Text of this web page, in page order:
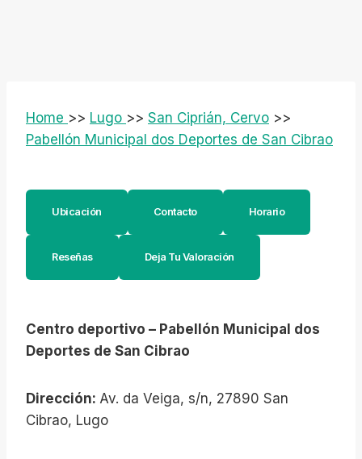
Home >> Lugo >> San Ciprián, Cervo >>
Pabellón Municipal dos Deportes de San Cibrao
Ubicación Contacto Horario
Reseñas Deja Tu Valoración
Centro deportivo – Pabellón Municipal dos
Deportes de San Cibrao
Dirección: Av. da Veiga, s/n, 27890 San
Cibrao, Lugo